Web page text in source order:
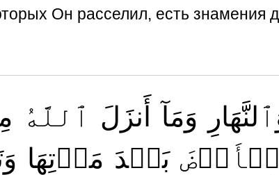
Он расселил, есть знамения
وَمَآ أَنزَلَ ٱللَّهُ
بَعۡدَ مَوۡتِهَا